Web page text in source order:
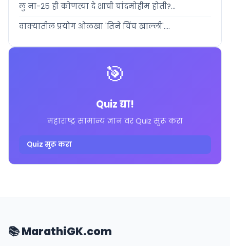
लु ना-२५ ही कोणत्या दे शाची चांद्रमोहीम होती?...
वाक्यातील प्रयोग ओळखा 'तिने चिंच खाल्ली'....
🎯
Quiz द्या!
महाराष्ट्र सामान्य ज्ञान वर Quiz सुरू करा
Quiz सुरू करा
📚 MarathiGK.com